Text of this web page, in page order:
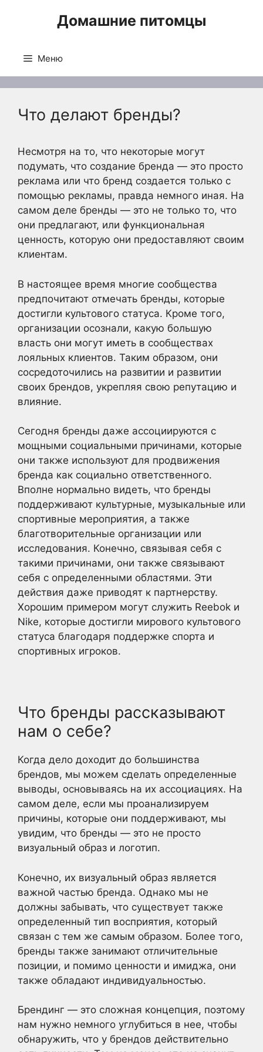
Домашние питомцы
Меню
Что делают бренды?
Несмотря на то, что некоторые могут
подумать, что создание бренда — это просто
реклама или что бренд создается только с
помощью рекламы, правда немного иная. На
самом деле бренды — это не только то, что
они предлагают, или функциональная
ценность, которую они предоставляют своим
клиентам.
В настоящее время многие сообщества
предпочитают отмечать бренды, которые
достигли культового статуса. Кроме того,
организации осознали, какую большую
власть они могут иметь в сообществах
лояльных клиентов. Таким образом, они
сосредоточились на развитии и развитии
своих брендов, укрепляя свою репутацию и
влияние.
Сегодня бренды даже ассоциируются с
мощными социальными причинами, которые
они также используют для продвижения
бренда как социально ответственного.
Вполне нормально видеть, что бренды
поддерживают культурные, музыкальные или
спортивные мероприятия, а также
благотворительные организации или
исследования. Конечно, связывая себя с
такими причинами, они также связывают
себя с определенными областями. Эти
действия даже приводят к партнерству.
Хорошим примером могут служить Reebok и
Nike, которые достигли мирового культового
статуса благодаря поддержке спорта и
спортивных игроков.
Что бренды рассказывают
нам о себе?
Когда дело доходит до большинства
брендов, мы можем сделать определенные
выводы, основываясь на их ассоциациях. На
самом деле, если мы проанализируем
причины, которые они поддерживают, мы
увидим, что бренды — это не просто
визуальный образ и логотип.
Конечно, их визуальный образ является
важной частью бренда. Однако мы не
должны забывать, что существует также
определенный тип восприятия, который
связан с тем же самым образом. Более того,
бренды также занимают отличительные
позиции, и помимо ценности и имиджа, они
также обладают индивидуальностью.
Брендинг — это сложная концепция, поэтому
нам нужно немного углубиться в нее, чтобы
обнаружить, что у брендов действительно